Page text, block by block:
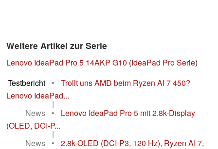
Weitere Artikel zur Serie
Lenovo IdeaPad Pro 5 14AKP G10 (IdeaPad Pro Serie)
Testbericht
•
Trollt uns AMD beim Ryzen AI 7 450?
Lenovo IdeaPad...
|
News
•
Lenovo IdeaPad Pro 5 mit 2.8k-Display
(OLED, DCI-P...
|
News
•
2.8k-OLED (DCI-P3, 120 Hz), Ryzen AI 7,